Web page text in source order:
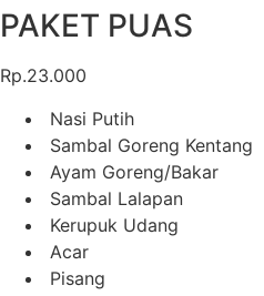
PAKET PUAS
Rp.23.000
Nasi Putih
Sambal Goreng Kentang
Ayam Goreng/Bakar
Sambal Lalapan
Kerupuk Udang
Acar
Pisang